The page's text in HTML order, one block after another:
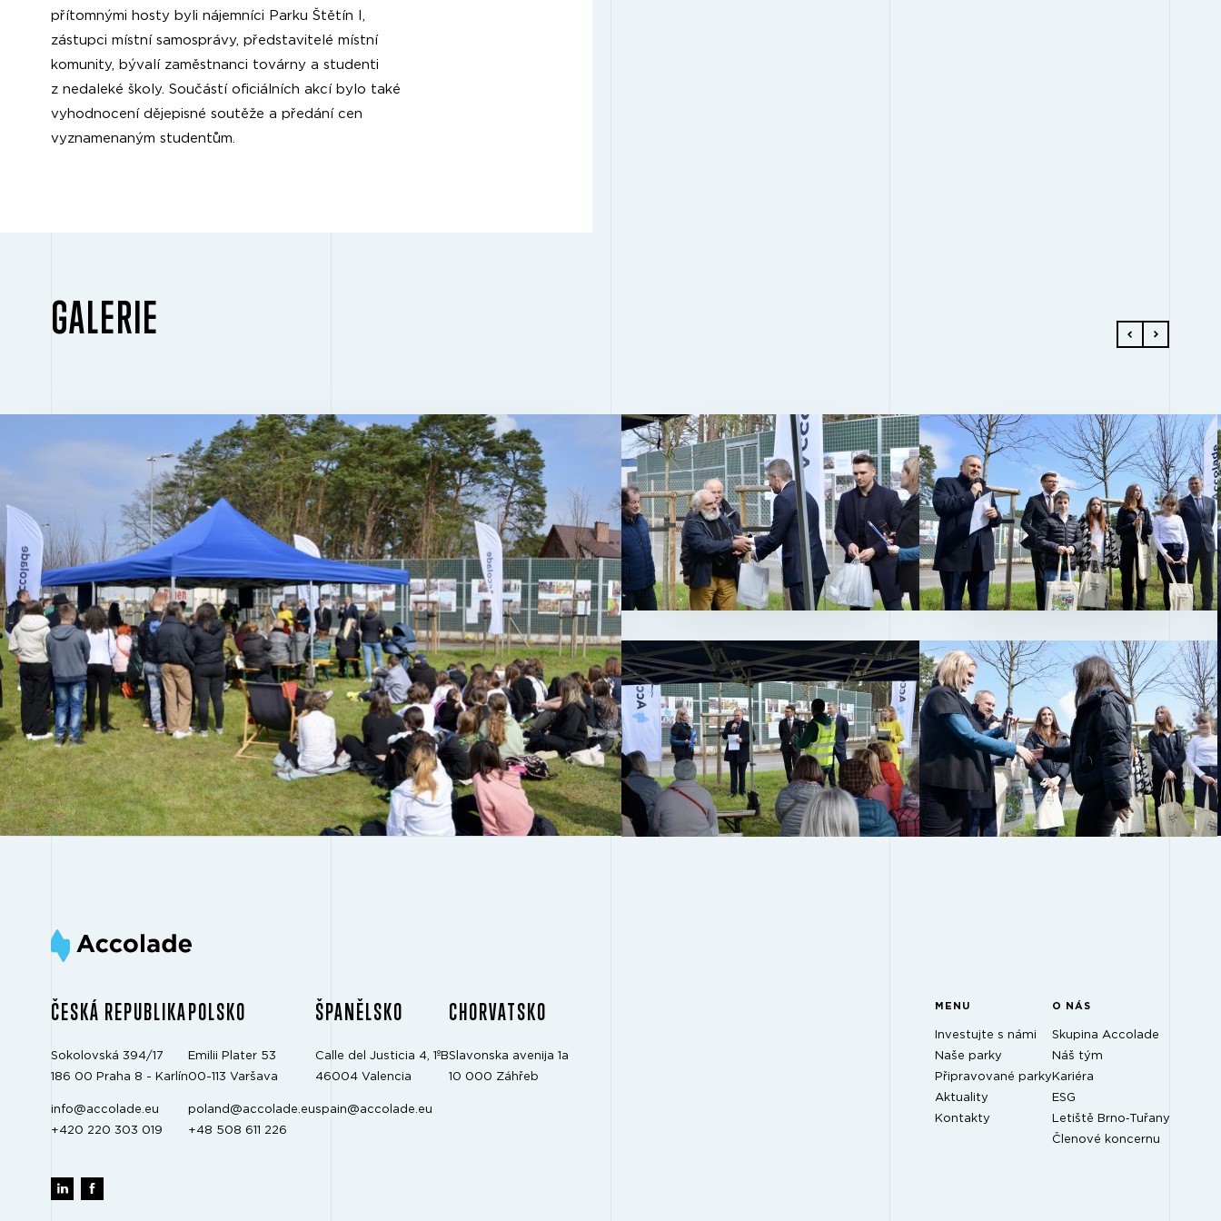
přítomnými hosty byli nájemníci Parku Štětín I,
zástupci místní samosprávy, představitelé místní
komunity, bývalí zaměstnanci továrny a studenti
z nedaleké školy. Součástí oficiálních akcí bylo také
vyhodnocení dějepisné soutěže a předání cen
vyznamenaným studentům.
GALERIE
ČESKÁ REPUBLIKA
Sokolovská 394/17
186 00 Praha 8 - Karlín
info@accolade.eu
+420 220 303 019
POLSKO
Emilii Plater 53
00-113 Varšava
poland@accolade.eu
+48 508 611 226
ŠPANĚLSKO
Calle del Justicia 4, 1ºB
46004 Valencia
spain@accolade.eu
CHORVATSKO
Slavonska avenija 1a
10 000 Záhřeb
MENU
Investujte s námi
Naše parky
Připravované parky
Aktuality
Kontakty
O NÁS
Skupina Accolade
Náš tým
Kariéra
ESG
Letiště Brno‑Tuřany
Členové koncernu